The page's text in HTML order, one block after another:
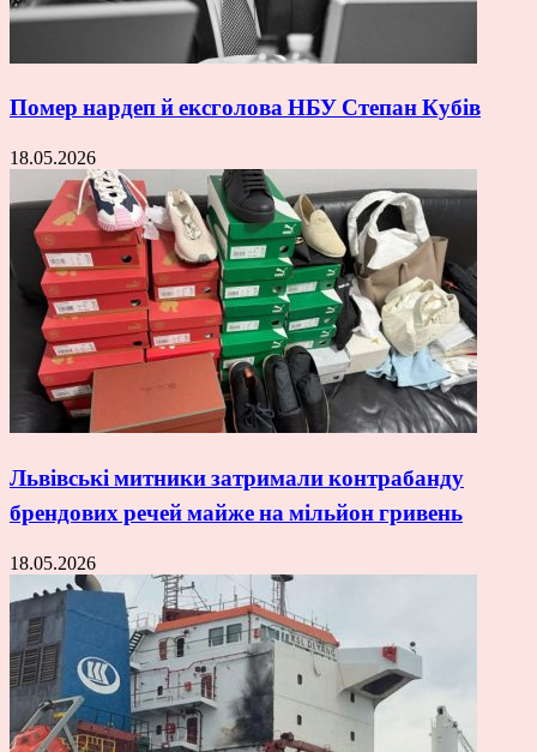
Помер нардеп й ексголова НБУ Степан Кубів
18.05.2026
Львівські митники затримали контрабанду
брендових речей майже на мільйон гривень
18.05.2026